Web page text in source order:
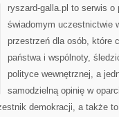
ryszard-galla.pl to serwis
świadomym uczestnictwie
przestrzeń dla osób, które
państwa i wspólnoty,
polityce wewnętrznej, a
samodzielną opinię w
demokracji, a także